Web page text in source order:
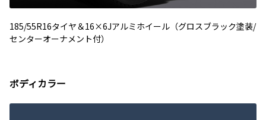
185/55R16タイヤ＆16×6Jアルミホイール（グロスブラック塗装/
センターオーナメント付）
ボディカラー